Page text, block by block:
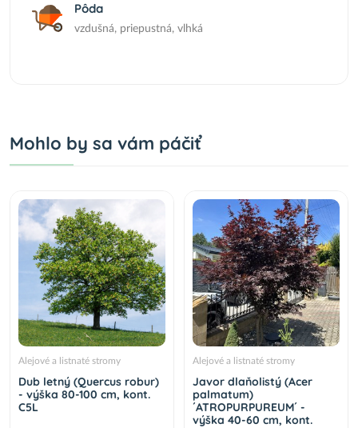
Pôda
vzdušná, priepustná, vlhká
Mohlo by sa vám páčiť
Alejové a listnaté stromy
Dub letný (Quercus robur)
- výška 80-100 cm, kont.
C5L
Alejové a listnaté stromy
Javor dlaňolistý (Acer
palmatum)
´ATROPURPUREUM´ -
výška 40-60 cm, kont.